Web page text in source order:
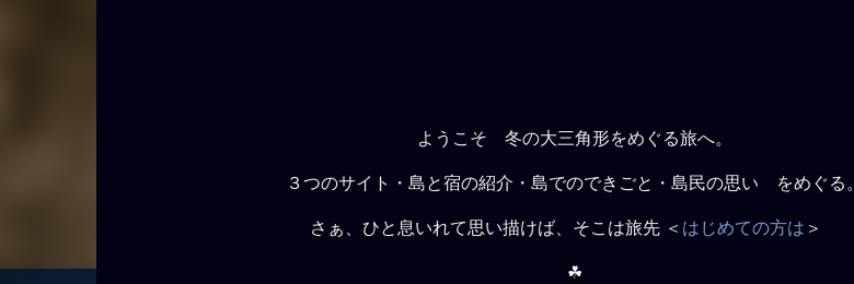
ようこそ 冬の大三角形をめぐる旅へ。
３つのサイト・島と宿の紹介・島でのできごと・島民の思い をめぐる。
さぁ、ひと息いれて思い描けば、そこは旅先 ＜ はじめての方は ＞
☘